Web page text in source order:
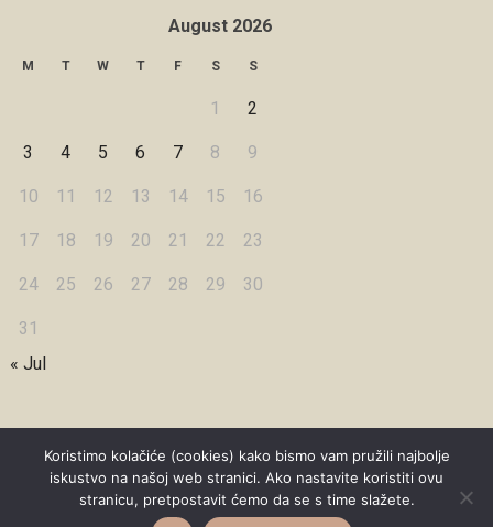
August 2026
M T W T F S S
1 2
3 4 5 6 7 8 9
10 11 12 13 14 15 16
17 18 19 20 21 22 23
24 25 26 27 28 29 30
31
« Jul
Copyright © 2026 Under Dreamskies
Designed by WPZOOM
Koristimo kolačiće (cookies) kako bismo vam pružili najbolje
iskustvo na našoj web stranici. Ako nastavite koristiti ovu
stranicu, pretpostavit ćemo da se s time slažete.